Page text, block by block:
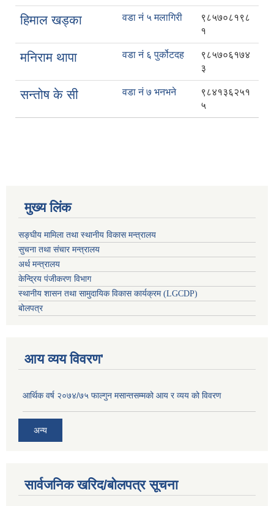
हिमाल खड्का वडा नं ५ मलागिरी
९८५७०८१९८
१
मनिराम थापा वडा नं ६ पुर्कोटदह
९८५७०६१७४
३
सन्तोष के सी वडा नं ७ भनभने
९८४१३६२५१
५
मुख्य लिंक
सङ्घीय मामिला तथा स्थानीय विकास मन्त्रालय
सुचना तथा संचार मन्त्रालय
अर्थ मन्त्रालय
केन्द्रिय पंजीकरण विभाग
स्थानीय शासन तथा सामुदायिक विकास कार्यक्रम (LGCDP)
बोलपत्र
आय व्यय विवरण'
आर्थिक वर्ष २०७४/७५ फाल्गुन मसान्तसम्मको आय र व्यय को विवरण
अन्य
सार्वजनिक खरिद/बोलपत्र सूचना